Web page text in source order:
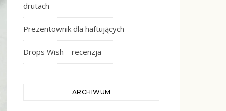
drutach
Prezentownik dla haftujących
Drops Wish – recenzja
ARCHIWUM